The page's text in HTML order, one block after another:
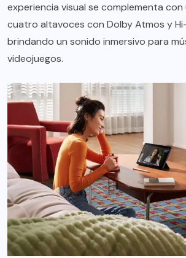
experiencia visual se complementa con
cuatro altavoces con Dolby Atmos y
brindando un sonido inmersivo para
videojuegos.